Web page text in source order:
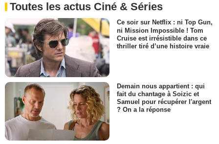
Toutes les actus Ciné & Séries
Ce soir sur Netflix : ni Top Gun,
ni Mission Impossible ! Tom
Cruise est irrésistible dans ce
thriller tiré d’une histoire vraie
Demain nous appartient : qui
fait du chantage à Soizic et
Samuel pour récupérer l'argent
? On a la réponse